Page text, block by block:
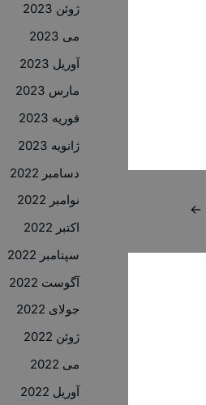
←
ژوئن 2023
می 2023
آوریل 2023
مارس 2023
فوریه 2023
ژانویه 2023
دسامبر 2022
نوامبر 2022
اکتبر 2022
سپتامبر 2022
آگوست 2022
جولای 2022
ژوئن 2022
می 2022
آوریل 2022